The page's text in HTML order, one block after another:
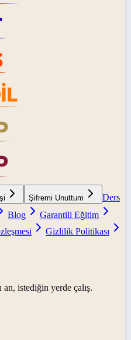
Şifremi Unuttum
Ders
Blog
Garantili Eğitim
Gizlilik Politikası
istediğin yerde çalış.